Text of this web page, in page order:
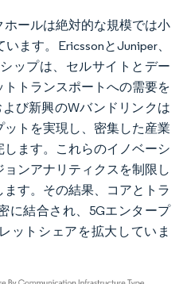
ホールは絶対的な規模では小
ます。EricssonとJuniper、
ップは、セルサイトとデー
トランスポートへの需要を
び新興のWバンドリンクは
トを実現し、密集した産業
ます。これらのイノベーシ
ンアナリティクスを制限し
す。その結果、コアとトラ
に結合され、5Gエンタープ
ットシェアを拡大していま